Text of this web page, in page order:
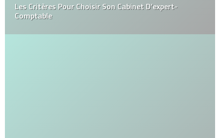
Les Critères Pour Choisir Son Cabinet D’expert-
Comptable